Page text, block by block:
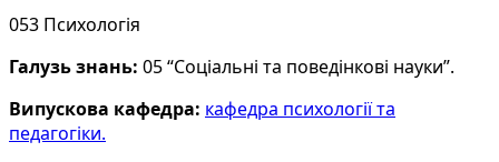
053 Психологія
Галузь знань: 05 “Соціальні та поведінкові науки”.
Випускова кафедра: кафедра психології та
педагогіки.